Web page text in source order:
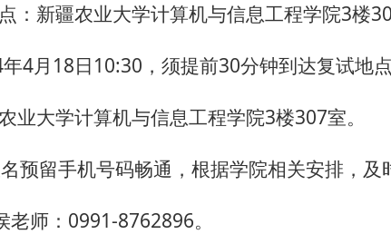
：新疆农业大学计算机与信息工程学院3楼
4月18日10:30，须提前30分钟到达复试地
业大学计算机与信息工程学院3楼307室。
预留手机号码畅通，根据学院相关安排，及
师：0991-8762896。